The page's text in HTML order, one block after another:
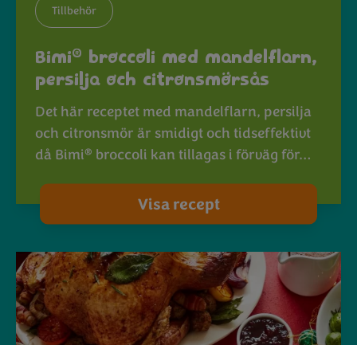
Tillbehör
Bimi® broccoli med mandelflarn,
persilja och citronsmörsås
Det här receptet med mandelflarn, persilja
och citronsmör är smidigt och tidseffektivt
då Bimi® broccoli kan tillagas i förväg för…
Visa recept